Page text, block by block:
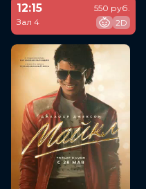
12:15
Зал 4
550 руб.
2D